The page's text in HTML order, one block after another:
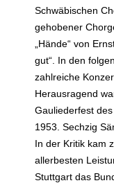
Schwäbischen
gehobener
„Hände“ von
gut“. In den
zahlreiche
Herausragend
Gauliederfest
1953. Sechzig
In der Kritik kam
allerbesten
Stuttgart das